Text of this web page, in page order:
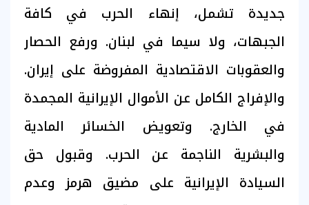
جديدة تشمل، إنهاء الحرب في كافة
الجبهات، ولا سيما في لبنان. ورفع الحصار
والعقوبات الاقتصادية المفروضة على إيران.
والإفراج الكامل عن الأموال الإيرانية المجمدة
في الخارج. وتعويض الخسائر المادية
والبشرية الناجمة عن الحرب. وقبول حق
السيادة الإيرانية على مضيق هرمز وعدم